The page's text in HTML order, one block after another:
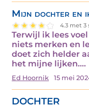
Mijn dochter en
4.3 met
Terwijl ik lees
niets merken en
doet zich helder
het mijne lijken.…
Ed Hoornik 15 mei
DOCHTER